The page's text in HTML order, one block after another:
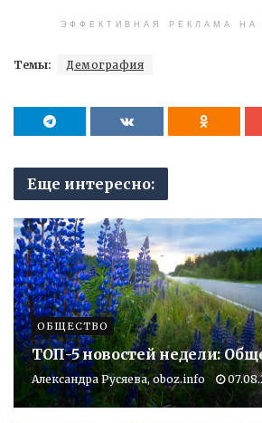
ЭФФЕКТИВНАЯ РЕКЛАМА НА
Темы: Демография
Еще интересно:
ОБЩЕСТВО
ТОП-5 новостей недели:
Александра Русяева, oboz.info